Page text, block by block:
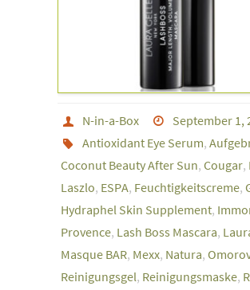
N-in-a-Box September 1,
Antioxidant Eye Serum,
Coconut Beauty After Sun, Cougar,
Laszlo, ESPA, Feuchtigkeitscreme,
Hydraphel Skin Supplement,
Provence, Lash Boss Mascara,
Masque BAR, Mexx, Natura,
Reinigungsgel, Reinigungsmaske,